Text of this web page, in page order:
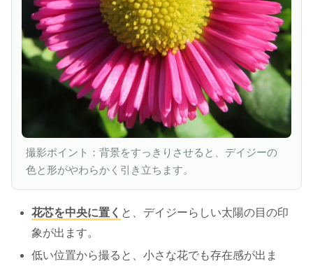
撮影ポイント：背景をすっきりさせると、デイジーの
色と形がやわらかく引き立ちます。
花芯を中央に置く と、デイジーらしい太陽の目の印
象が出ます。
低い位置から撮ると、小さな花でも存在感が出ま